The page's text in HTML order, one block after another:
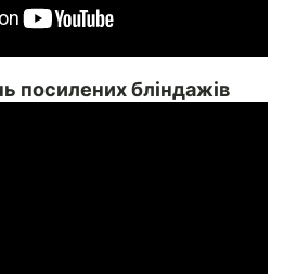
посилених бліндажів